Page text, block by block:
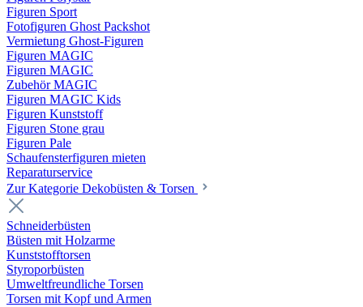
Figuren Sport
Fotofiguren Ghost Packshot
Vermietung Ghost-Figuren
Figuren MAGIC
Figuren MAGIC
Zubehör MAGIC
Figuren MAGIC Kids
Figuren Kunststoff
Figuren Stone grau
Figuren Pale
Schaufensterfiguren mieten
Reparaturservice
Zur Kategorie Dekobüsten & Torsen
Schneiderbüsten
Büsten mit Holzarme
Kunststofftorsen
Styroporbüsten
Umweltfreundliche Torsen
Torsen mit Kopf und Armen